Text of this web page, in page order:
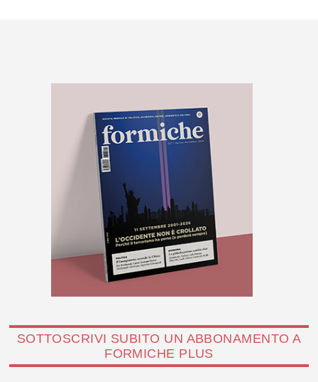
SOTTOSCRIVI SUBITO UN ABBONAMENTO A
FORMICHE PLUS